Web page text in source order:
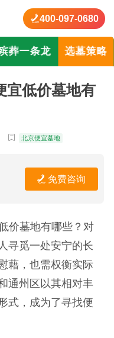
400-097-0680
葬一条龙 选墓策略
宜低价墓地有
北京便宜墓地
免费咨询
价墓地有哪些？对
寻觅一处安宁的长
藉，也需权衡实际
通州区以其相对丰
式，成为了寻找便